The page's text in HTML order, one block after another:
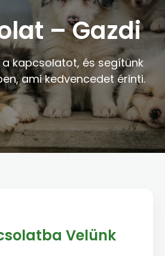
– Gazdi
a kapcsolatot, és segítünk
ami kedvencedet érinti.
Velünk